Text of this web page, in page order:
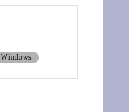
Windows